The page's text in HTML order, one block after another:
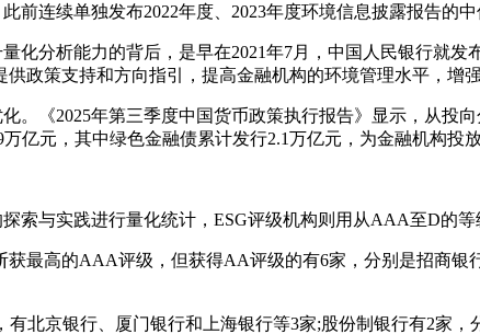
前连续单独发布2022年度、2023年度环境信息披露报告的
量化分析能力的背后，是早在2021年7月，中国人民银行
政策支持和方向指引，提高金融机构的环境管理水平，增
。《2025年第三季度中国货币政策执行报告》显示，从投
亿元，其中绿色金融债累计发行2.1万亿元，为金融机构投
索与实践进行量化统计，ESG评级机构则用从AAA至D的
获最高的AAA评级，但获得AA评级的有6家，分别是招商
有北京银行、厦门银行和上海银行等3家;股份制银行有2家